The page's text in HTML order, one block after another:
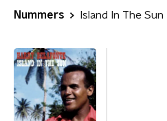
Nummers Island In The Sun